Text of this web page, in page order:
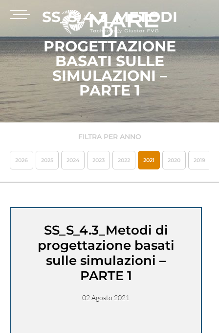
SS_S_4.3_METODI
DI
PROGETTAZIONE
BASATI SULLE
SIMULAZIONI –
PARTE 1
FILTRA PER ANNO
2026 2025 2024 2023 2022 2021 2020 2019
SS_S_4.3_Metodi di
progettazione basati
sulle simulazioni –
PARTE 1
02 Agosto 2021